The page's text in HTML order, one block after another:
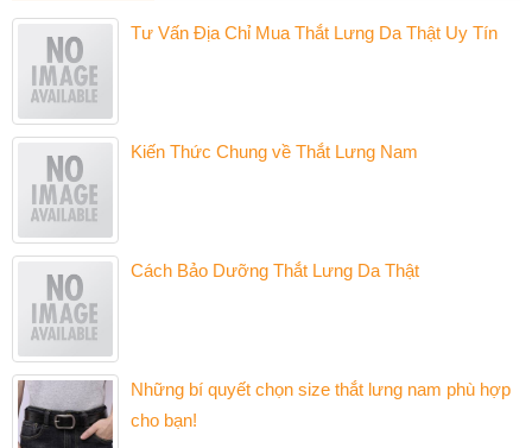
Tư Vấn Địa Chỉ Mua Thắt Lưng Da Thật Uy Tín
Kiến Thức Chung về Thắt Lưng Nam
Cách Bảo Dưỡng Thắt Lưng Da Thật
Những bí quyết chọn size thắt lưng nam phù hợp
cho bạn!